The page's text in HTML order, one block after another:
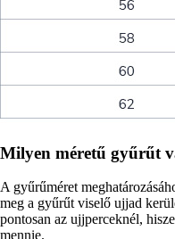
Milyen méretű gyűrűt
A gyűrűméret
meg a gyűrűt viselő ujjad
pontosan az ujjperceknél,
mennie.